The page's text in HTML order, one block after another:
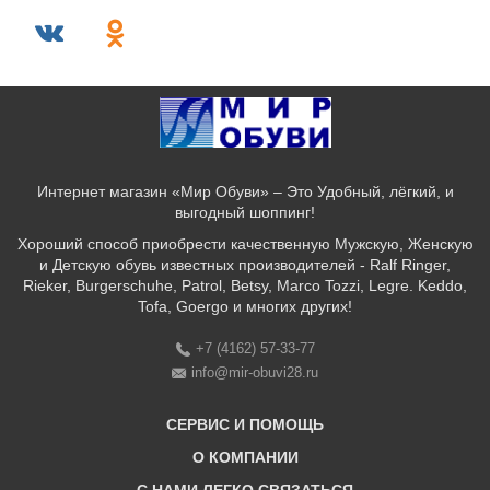
Интернет магазин «Мир Обуви» – Это Удобный, лёгкий, и
выгодный шоппинг!
Хороший способ приобрести качественную Мужскую, Женскую
и Детскую обувь известных производителей - Ralf Ringer,
Rieker, Burgerschuhe, Patrol, Betsy, Marco Tozzi, Legre. Keddo,
Tofa, Goergo и многих других!
+7 (4162) 57-33-77
info@mir-obuvi28.ru
СЕРВИС И ПОМОЩЬ
О КОМПАНИИ